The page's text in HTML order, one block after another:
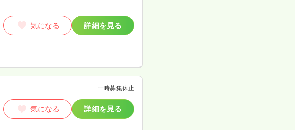
気になる 詳細を見る
一時募集休止
気になる 詳細を見る